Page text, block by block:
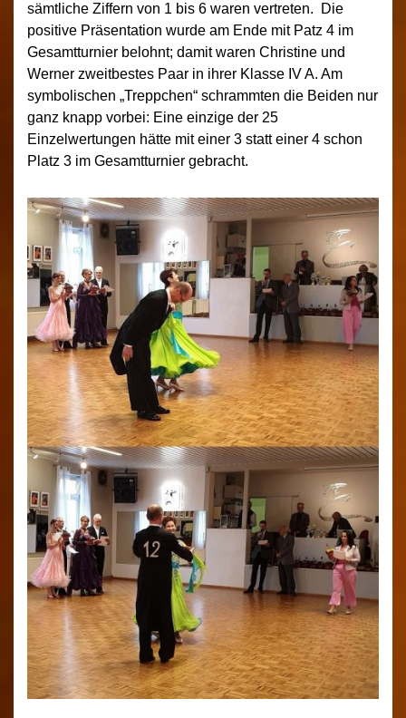
sämtliche Ziffern von 1 bis 6 waren vertreten. Die
positive Präsentation wurde am Ende mit Patz 4 im
Gesamtturnier belohnt; damit waren Christine und
Werner zweitbestes Paar in ihrer Klasse IV A. Am
symbolischen „Treppchen“ schrammten die Beiden nur
ganz knapp vorbei: Eine einzige der 25
Einzelwertungen hätte mit einer 3 statt einer 4 schon
Platz 3 im Gesamtturnier gebracht.